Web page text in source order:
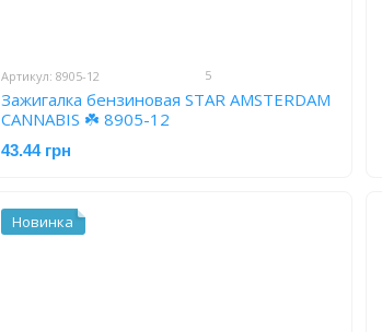
Артикул: 8905-12 5
Зажигалка бензиновая STAR AMSTERDAM
CANNABIS ☘️ 8905-12
43.44 грн
Новинка